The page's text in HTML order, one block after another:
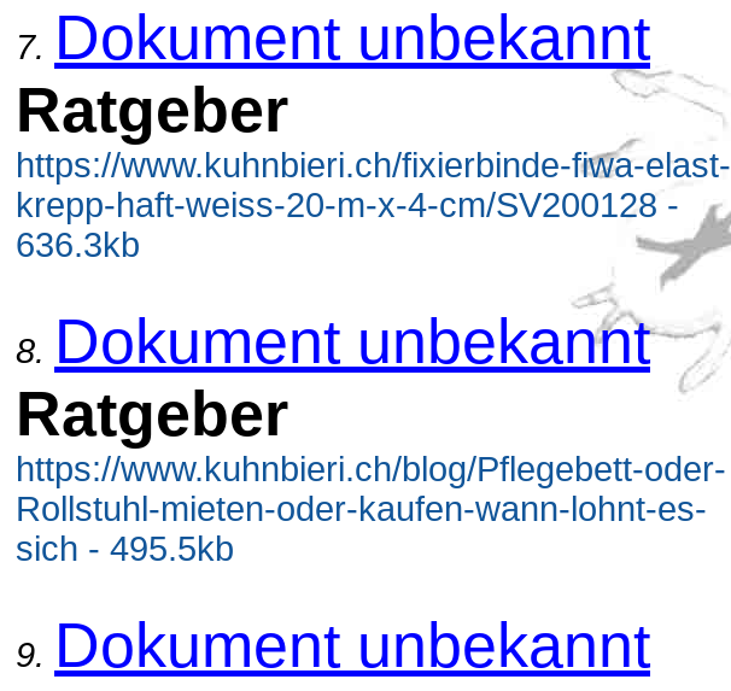
7. Dokument unbekannt
Ratgeber
https://www.kuhnbieri.ch/fixierbinde-fiwa-elast-
krepp-haft-weiss-20-m-x-4-cm/SV200128 -
636.3kb
8. Dokument unbekannt
Ratgeber
https://www.kuhnbieri.ch/blog/Pflegebett-oder-
Rollstuhl-mieten-oder-kaufen-wann-lohnt-es-
sich - 495.5kb
9. Dokument unbekannt